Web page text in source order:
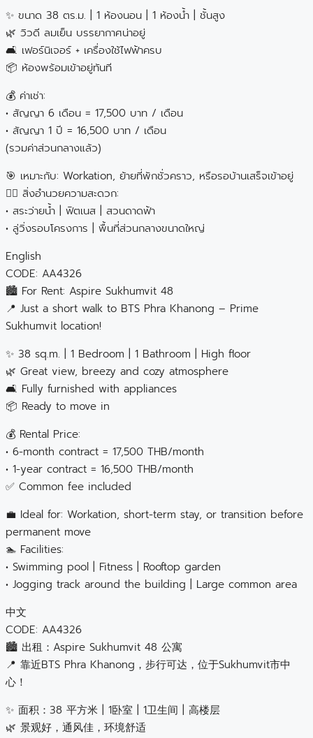
✨ ขนาด 38 ตร.ม. | 1 ห้องนอน | 1 ห้องน้ำ | ชั้นสูง
🌿 วิวดี ลมเย็น บรรยากาศน่าอยู่
🛋️ เฟอร์นิเจอร์ + เครื่องใช้ไฟฟ้าครบ
📦 ห้องพร้อมเข้าอยู่ทันที
💰 ค่าเช่า:
• สัญญา 6 เดือน = 17,500 บาท / เดือน
• สัญญา 1 ปี = 16,500 บาท / เดือน
(รวมค่าส่วนกลางแล้ว)
🎯 เหมาะกับ: Workation, ย้ายที่พักชั่วคราว, หรือรอบ้านเสร็จเข้าอยู่
🏊‍♀️ สิ่งอำนวยความสะดวก:
• สระว่ายน้ำ | ฟิตเนส | สวนดาดฟ้า
• ลู่วิ่งรอบโครงการ | พื้นที่ส่วนกลางขนาดใหญ่
English
CODE: AA4326
🏙 For Rent: Aspire Sukhumvit 48
📍 Just a short walk to BTS Phra Khanong – Prime
Sukhumvit location!
✨ 38 sq.m. | 1 Bedroom | 1 Bathroom | High floor
🌿 Great view, breezy and cozy atmosphere
🛋️ Fully furnished with appliances
📦 Ready to move in
💰 Rental Price:
• 6-month contract = 17,500 THB/month
• 1-year contract = 16,500 THB/month
✅ Common fee included
💼 Ideal for: Workation, short-term stay, or transition before
permanent move
🏊 Facilities:
• Swimming pool | Fitness | Rooftop garden
• Jogging track around the building | Large common area
中文
CODE: AA4326
🏙 出租：Aspire Sukhumvit 48 公寓
📍 靠近BTS Phra Khanong，步行可达，位于Sukhumvit市中
心！
✨ 面积：38 平方米 | 1卧室 | 1卫生间 | 高楼层
🌿 景观好，通风佳，环境舒适